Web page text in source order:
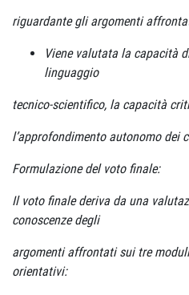
riguardante gli argomenti
Viene valutata la capacità
linguaggio
tecnico-scientifico, la capacità
l’approfondimento autonomo dei
Formulazione del voto finale:
Il voto finale deriva da una
conoscenze degli
argomenti affrontati sui tre
orientativi: